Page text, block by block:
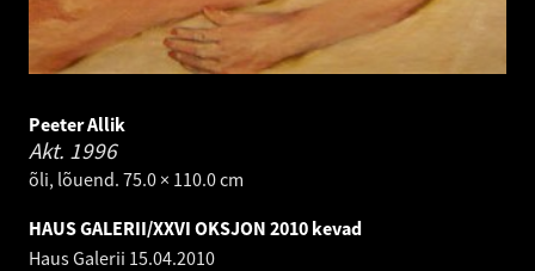
Peeter Allik
Akt. 1996
õli, lõuend. 75.0 × 110.0 cm
HAUS GALERII/XXVI OKSJON 2010 kevad
Haus Galerii 15.04.2010